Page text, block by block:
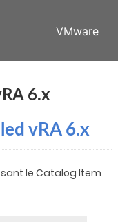
VMware
6.x
vRA 6.x
le Catalog Item